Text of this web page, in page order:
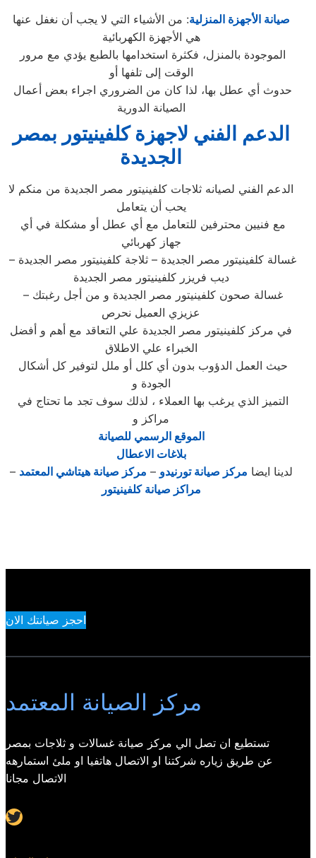
صيانة الأجهزة المنزلية: من الأشياء التي لا يجب أن نغفل عنها
هي الأجهزة الكهربائية
الوقت إلى تلفها أو
الصيانة الدورية
الدعم الفني لاجهزة كلفينيتور بمصر
الجديدة
الدعم الفني لصيانه ثلاجات كلفينيتور مصر الجديدة من منكم لا
يحب أن يتعامل
جهاز كهربائي
ديب فريزر كلفينيتور مصر الجديدة
– غسالة صحون كلفينيتور مصر الجديدة و من أجل رغبتك
عزيزي العميل نحرص
في مركز كلفينيتور مصر الجديدة علي التعاقد مع أهم و أفضل
الخبراء علي الاطلاق
الجودة و
مراكز و
الموقع الرسمي للصيانة
بلاغات الاعطال
لدينا ايضا مركز صيانة تورنيدو – مركز صيانة هيتاشي المعتمد –
مراكز صيانة كلفينيتور
احجز صيانتك الان
مركز الصيانة المعتمد
تستطيع ان تصل الي مركز صيانة غسالات و ثلاجات بمصر
عن طريق زياره شركتنا او الاتصال هاتفيا او ملئ استمارهه
الاتصال مجانا
Twitter